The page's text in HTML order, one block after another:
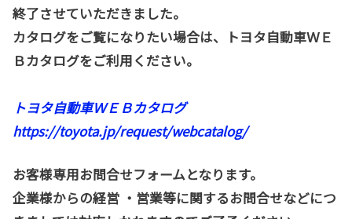
終了させていただきました。
カタログをご覧になりたい場合は、トヨタ自動車ＷＥ
Ｂカタログをご利用ください。
トヨタ自動車ＷＥＢカタログ
https://toyota.jp/request/webcatalog/
お客様専用お問合せフォームとなります。
企業様からの経営 ・営業等に関するお問合せなどにつ